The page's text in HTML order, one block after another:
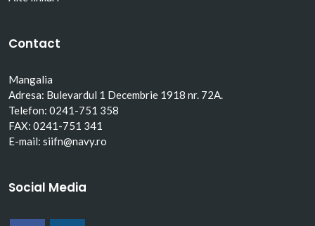
Contact
Mangalia
Adresa: Bulevardul 1 Decembrie 1918 nr. 72A.
Telefon: 0241-751 358
FAX: 0241-751 341
E-mail: siifn@navy.ro
Social Media